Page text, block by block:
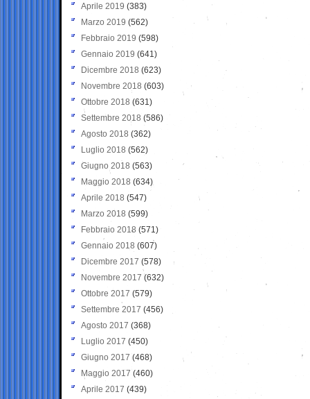
Aprile 2019 (383)
Marzo 2019 (562)
Febbraio 2019 (598)
Gennaio 2019 (641)
Dicembre 2018 (623)
Novembre 2018 (603)
Ottobre 2018 (631)
Settembre 2018 (586)
Agosto 2018 (362)
Luglio 2018 (562)
Giugno 2018 (563)
Maggio 2018 (634)
Aprile 2018 (547)
Marzo 2018 (599)
Febbraio 2018 (571)
Gennaio 2018 (607)
Dicembre 2017 (578)
Novembre 2017 (632)
Ottobre 2017 (579)
Settembre 2017 (456)
Agosto 2017 (368)
Luglio 2017 (450)
Giugno 2017 (468)
Maggio 2017 (460)
Aprile 2017 (439)